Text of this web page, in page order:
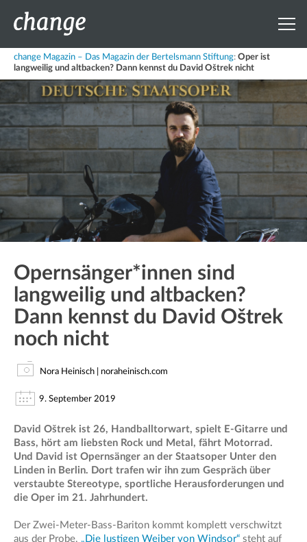
change Magazin – Das Magazin der Bertelsmann Stiftung: Oper ist
langweilig und altbacken? Dann kennst du David Oštrek nicht
Opernsänger*innen sind
langweilig und altbacken?
Dann kennst du David Oštrek
noch nicht
Nora Heinisch | noraheinisch.com
9. September 2019
David Oštrek ist 26, Handballtorwart, spielt E-Gitarre und
Bass, hört am liebsten Rock und Metal, fährt Motorrad.
Und David ist Opernsänger an der Staatsoper Unter den
Linden in Berlin. Dort trafen wir ihn zum Gespräch über
verstaubte Stereotype, sportliche Herausforderungen und
die Oper im 21. Jahrhundert.
Der Zwei-Meter-Bass-Bariton kommt komplett verschwitzt
aus der Probe. „Die lustigen Weiber von Windsor“ steht auf